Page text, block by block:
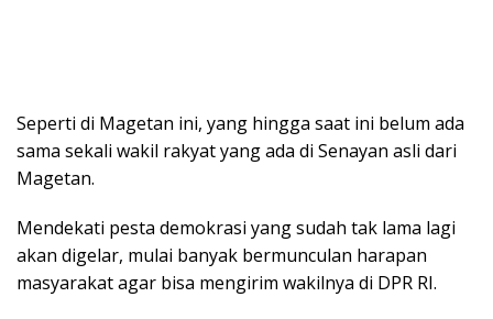
Seperti di Magetan ini, yang hingga saat ini belum ada
sama sekali wakil rakyat yang ada di Senayan asli dari
Magetan.
Mendekati pesta demokrasi yang sudah tak lama lagi
akan digelar, mulai banyak bermunculan harapan
masyarakat agar bisa mengirim wakilnya di DPR RI.